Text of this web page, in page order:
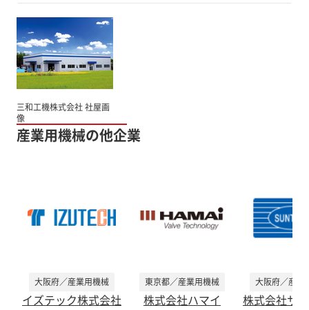
三和工機株式会社 社屋画
像
産業用機械の他企業
大阪府／産業用機械
イズテック株式会社
東京都／産業用機械
株式会社ハマイ
大阪府／産業
株式会社サ